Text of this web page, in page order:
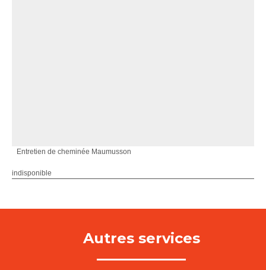
Entretien de cheminée Maumusson
indisponible
Autres services